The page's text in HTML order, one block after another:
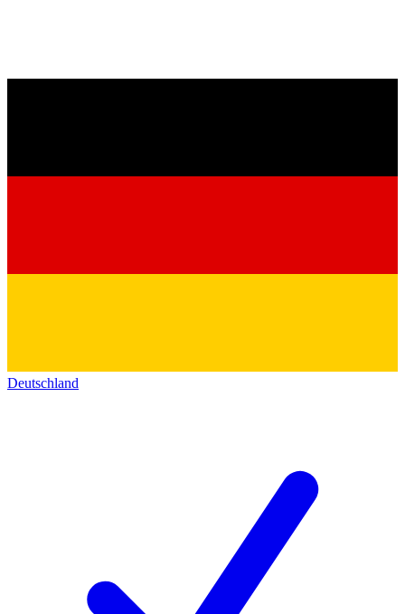
Deutschland